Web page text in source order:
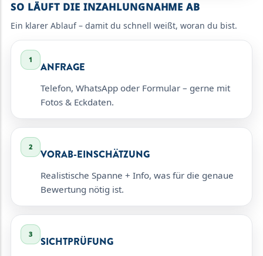
SO LÄUFT DIE INZAHLUNGNAHME AB
Ein klarer Ablauf – damit du schnell weißt, woran du bist.
1
ANFRAGE
Telefon, WhatsApp oder Formular – gerne mit
Fotos & Eckdaten.
2
VORAB-EINSCHÄTZUNG
Realistische Spanne + Info, was für die genaue
Bewertung nötig ist.
3
SICHTPRÜFUNG